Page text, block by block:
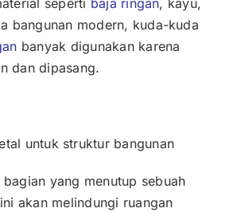
seperti baja ringan, kayu,
bangunan modern, kuda-kuda
banyak digunakan karena
dan dipasang.
yang menutup sebuah
akan melindungi ruangan